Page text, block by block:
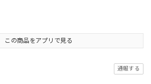
この商品をアプリで見る
通報する